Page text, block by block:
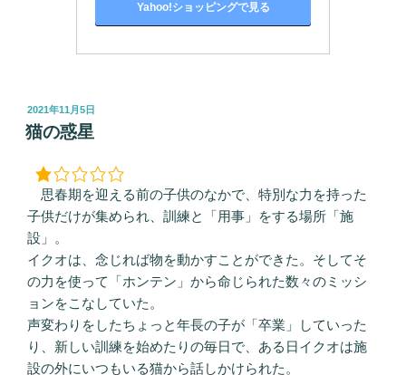
Yahoo!ショッピングで見る
投
稿
日:
2021年11月5日
猫の惑星
思春期を迎える前の子供のなかで、特別な力を持った
子供だけが集められ、訓練と「用事」をする場所「施
設」。
イクオは、念じれば物を動かすことができた。そしてそ
の力を使って「ホンテン」から命じられた数々のミッシ
ョンをこなしていた。
声変わりをしたちょっと年長の子が「卒業」していった
り、新しい訓練を始めたりの毎日で、ある日イクオは施
設の外にいつもいる猫から話しかけられた。